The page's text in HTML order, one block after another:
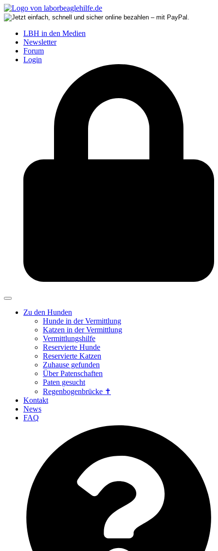
LBH in den Medien
Newsletter
Forum
Login
Zu den Hunden
Hunde in der Vermittlung
Katzen in der Vermittlung
Vermittlungshilfe
Reservierte Hunde
Reservierte Katzen
Zuhause gefunden
Über Patenschaften
Paten gesucht
Regenbogenbrücke ✝
Kontakt
News
FAQ